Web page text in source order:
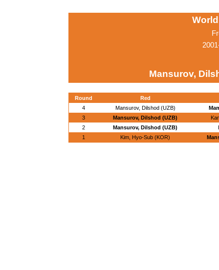
Mansurov,
Round
Red
4
Mansurov, Dilshod (UZB)
3
Mansurov, Dilshod (UZB)
2
Mansurov, Dilshod (UZB)
1
Kim, Hyo-Sub (KOR)